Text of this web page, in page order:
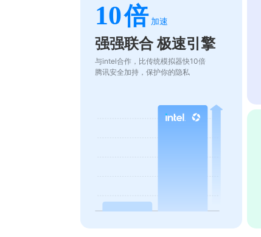
10倍 加速
强强联合 极速引擎
与intel合作，比传统模拟器快10倍
腾讯安全加持，保护你的隐私